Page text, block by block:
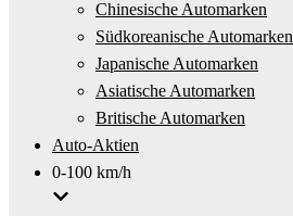
Chinesische Automarken
Südkoreanische Automarken
Japanische Automarken
Asiatische Automarken
Britische Automarken
Auto-Aktien
0-100 km/h